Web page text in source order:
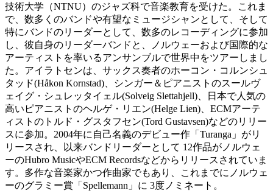
技術大学（NTNU）のジャズ科で音楽教育を受けた。これま
で、数多くのバンドや有望なミュージシャンとして、そして
特にバンドのリーダーとして、数多のレコーディングに参加
し、彼自身のリーダーバンドと、ノルウェーおよび国際的な
アーティストを率いるアンサンブルで世界中をツアーしまし
た。アイラトセンは、サックス奏者のホーコン・コルンシュ
タッド(Håkon Kornstad)、シンガー＆ピアニストのスールヴ
ェイグ・シュレッタイェル(Solveig Slettahjell)、日本で人気の
高いピアニストのヘルゲ・リエン(Helge Lien)、ECMアーテ
ィストのトルド・グスタフセン(Tord Gustavsen)などのリリー
スに参加。2004年に自己名義のデビュー作「Turanga」がリ
リースされ、以来バンドリーダーとして 12作品がノルウェ
ーのHubro MusicやECM Recordsなどからリリースされていま
す。多作な音楽家かつ作曲家でもあり、これまでにノルウェ
ーのグラミー賞「Spellemann」に 3度ノミネート。